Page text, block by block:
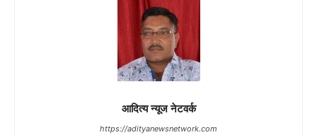
आदित्य न्यूज नेटवर्क
https://adityanewsnetwork.com